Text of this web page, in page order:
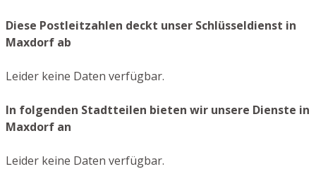
Diese Postleitzahlen deckt unser Schlüsseldienst in
Maxdorf ab
Leider keine Daten verfügbar.
In folgenden Stadtteilen bieten wir unsere Dienste in
Maxdorf an
Leider keine Daten verfügbar.